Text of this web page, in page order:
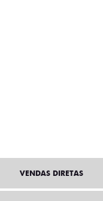
VENDAS DIRETAS